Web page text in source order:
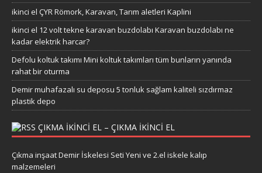
ikinci el ÇYR Römork, Karavan, Tarım aletleri Kaplini
ikinci el 12 volt tekne karavan buzdolabı Karavan buzdolabı ne
kadar elektrik harcar?
Defolu koltuk takımı Mini koltuk takımları tüm bunların yanında
rahat bir oturma
Demir muhafazalı su deposu 5 tonluk sağlam kaliteli sızdırmaz
plastik depo
ÇIKMA IKINCI EL – ÇIKMA IKINCI EL
Çıkma inşaat Demir İskelesi Seti Yeni ve 2.el iskele kalıp
malzemeleri